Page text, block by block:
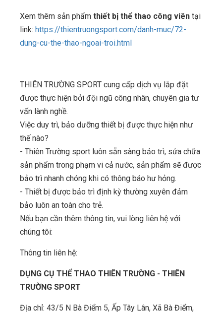
Xem thêm sản phẩm thiết bị thể thao công viên tại
link: https://thientruongsport.com/danh-muc/72-
dung-cu-the-thao-ngoai-troi.html
THIÊN TRƯỜNG SPORT cung cấp dịch vụ lắp đặt
được thực hiện bởi đội ngũ công nhân, chuyên gia tư
vấn lành nghề.
Việc duy trì, bảo dưỡng thiết bị được thực hiện như
thế nào?
- Thiên Trường sport luôn sẵn sàng bảo trì, sửa chữa
sản phẩm trong phạm vi cả nước, sản phẩm sẽ được
bảo trì nhanh chóng khi có thông báo hư hỏng.
- Thiết bị được bảo trì định kỳ thường xuyên đảm
bảo luôn an toàn cho trẻ.
Nếu bạn cần thêm thông tin, vui lòng liên hệ với
chúng tôi:
Thông tin liên hệ:
DỤNG CỤ THỂ THAO THIÊN TRƯỜNG - THIÊN
TRƯỜNG SPORT
Địa chỉ: 43/5 N Bà Điểm 5, Ấp Tây Lân, Xã Bà Điểm,